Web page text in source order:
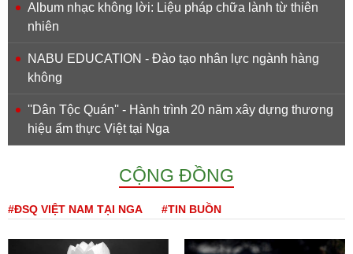
Album nhạc không lời: Liệu pháp chữa lành từ thiên
nhiên
NABU EDUCATION - Đào tạo nhân lực ngành hàng
không
''Dân Tộc Quán'' - Hành trình 20 năm xây dựng thương
hiệu ẩm thực Việt tại Nga
CỘNG ĐỒNG
#ĐSQ VIỆT NAM TẠI NGA #TIN BUỒN